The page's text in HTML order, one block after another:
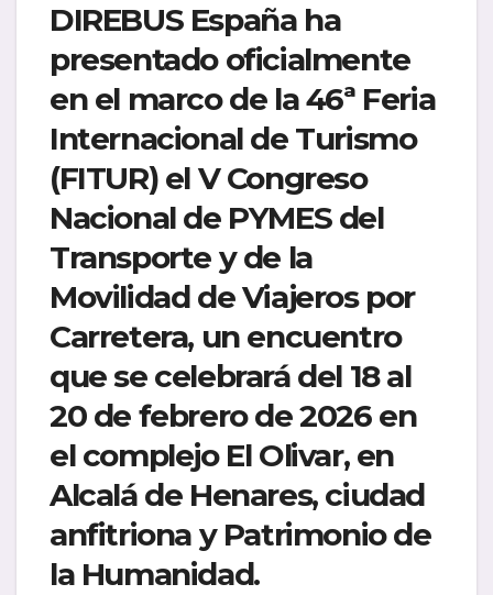
DIREBUS España ha
presentado oficialmente
en el marco de la 46ª Feria
Internacional de Turismo
(FITUR) el V Congreso
Nacional de PYMES del
Transporte y de la
Movilidad de Viajeros por
Carretera, un encuentro
que se celebrará del 18 al
20 de febrero de 2026en
el complejo El Olivar, en
Alcalá de Henares, ciudad
anfitriona y Patrimonio de
la Humanidad.